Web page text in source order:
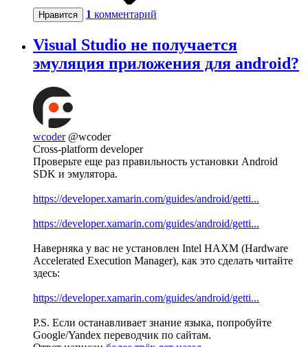
Нравится 1 комментарий
Visual Studio не получается
эмуляция приложения для android?
wcoder @wcoder
Cross-platform developer
Проверьте еще раз правильность установки Android
SDK и эмулятора.
https://developer.xamarin.com/guides/android/getti...
https://developer.xamarin.com/guides/android/getti...
Наверняка у вас не установлен Intel HAXM (Hardware
Accelerated Execution Manager), как это сделать читайте
здесь:
https://developer.xamarin.com/guides/android/getti...
P.S. Если останавливает знание языка, попробуйте
Google/Yandex переводчик по сайтам.